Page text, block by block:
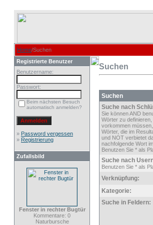
Home/Suchen
Registrierte Benutzer
Benutzername:
Passwort:
Beim nächsten Besuch
automatisch anmelden?
» Password vergessen
» Registrierung
Zufallsbild
Fenster in rechter Bugtür
Kommentare: 0
Naturbursche
Suchen
Suchen
Suche nach
Sie können AND
Wörter zu definieren,
vorkommen
Wörter, die im
und NOT verbietet
nachfolgende Wort
Benutzen Sie * als
Suche nach
Benutzen Sie * als
Verknüpfung:
Kategorie:
Suche in Feldern: